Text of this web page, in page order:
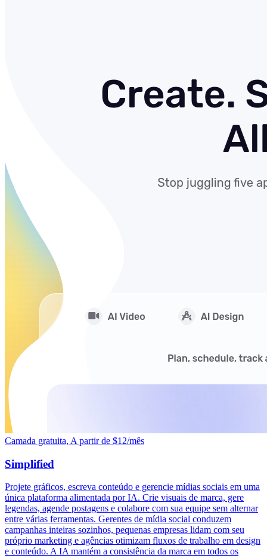
Camada gratuita, A partir de $12/mês
Simplified
Projete gráficos, escreva conteúdo e gerencie mídias sociais em uma
única plataforma alimentada por IA. Crie visuais de marca, gere
legendas, agende postagens e colabore com sua equipe sem alternar
entre várias ferramentas. Gerentes de mídia social conduzem
campanhas inteiras sozinhos, pequenas empresas lidam com seu
próprio marketing e agências otimizam fluxos de trabalho em design
e conteúdo. A IA mantém a consistência da marca em todos os